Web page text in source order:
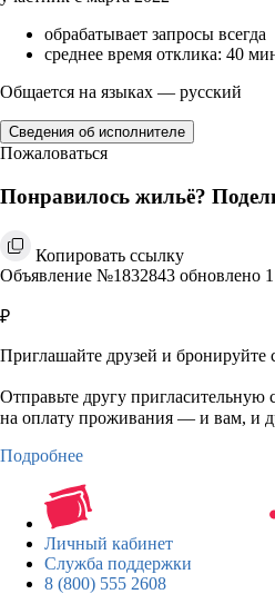
обрабатывает запросы всегда
среднее время отклика: 40
Общается на языках — русский
Сведения об исполнителе
Пожаловаться
Понравилось жильё?
Копировать ссылку
Объявление №1832843 обновлено 1
₽
Приглашайте друзей и бронируйте
Отправьте другу
на оплату проживания — и вам, и
Подробнее
Личный кабинет
Служба поддержки
8 (800) 555 2608